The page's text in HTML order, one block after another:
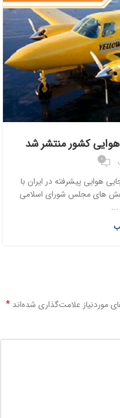
کشور منتشر شد
0
هوایی پیشرفته در ایران با
های مجلس شورای اسلامی
موردنیاز علامت‌گذاری شده‌اند *